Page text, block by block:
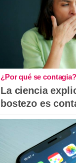
¿Por qué se contagia?
La ciencia
bostezo es